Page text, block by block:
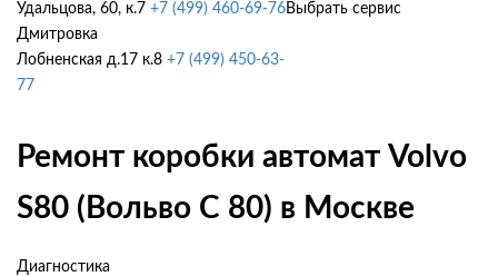
Удальцова, 60, к.7 +7 (499) 460-69-76
Дмитровка
Лобненская д.17 к.8 +7 (499) 450-63-
77
Выбрать сервис
Ремонт коробки автомат Volvo
S80 (Вольво С 80) в Москве
Диагностика